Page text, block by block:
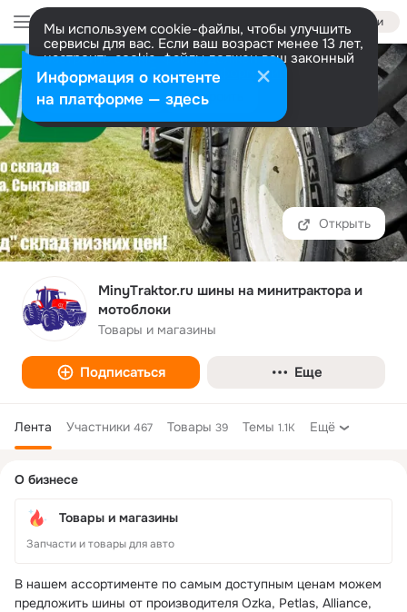
Войти
Мы используем cookie-файлы, чтобы улучшить
сервисы для вас. Если ваш возраст менее 13 лет,
настроить cookie-файлы должен ваш законный
представитель. Больше информации
Разрешить все Настроить
Перейти
MinyTraktor.ru шины на минитрактора и
мотоблоки
Товары и магазины
Подписаться Еще
Лента Участники 467 Товары 39 Темы 1.1K Ещё
колонка
О бизнесе
Товары и магазины
Запчасти и товары для авто
В нашем ассортименте по самым доступным ценам можем
предложить шины от производителя Ozka, Petlas, Alliance,
Информация о контенте
на платформе — здесь